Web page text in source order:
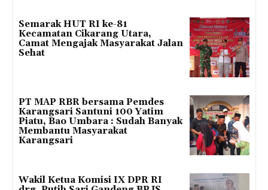
Semarak HUT RI ke-81
Kecamatan Cikarang Utara,
Camat Mengajak Masyarakat Jalan
Sehat
PT MAP RBR bersama Pemdes
Karangsari Santuni 100 Yatim
Piatu, Bao Umbara : Sudah Banyak
Membantu Masyarakat
Karangsari
Wakil Ketua Komisi IX DPR RI